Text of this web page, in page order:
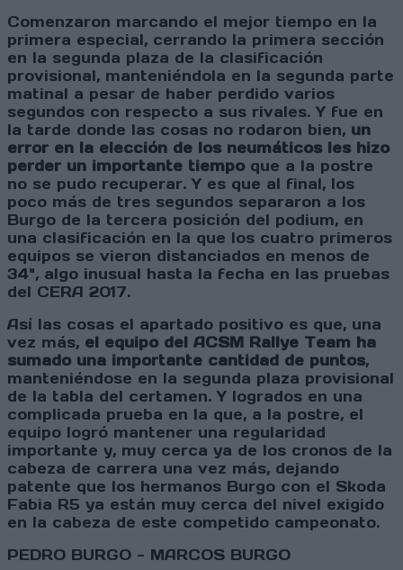
Comenzaron marcando el mejor tiempo en la
primera especial, cerrando la primera sección
en la segunda plaza de la clasificación
provisional, manteniéndola en la segunda parte
matinal a pesar de haber perdido varios
segundos con respecto a sus rivales. Y fue en
la tarde donde las cosas no rodaron bien, un
error en la elección de los neumáticos les hizo
perder un importante tiempo que a la postre
no se pudo recuperar. Y es que al final, los
poco más de tres segundos separaron a los
Burgo de la tercera posición del podium, en
una clasificación en la que los cuatro primeros
equipos se vieron distanciados en menos de
34", algo inusual hasta la fecha en las pruebas
del CERA 2017.
Así las cosas el apartado positivo es que, una
vez más, el equipo del ACSM Rallye Team ha
sumado una importante cantidad de puntos,
manteniéndose en la segunda plaza provisional
de la tabla del certamen. Y logrados en una
complicada prueba en la que, a la postre, el
equipo logró mantener una regularidad
importante y, muy cerca ya de los cronos de la
cabeza de carrera una vez más, dejando
patente que los hermanos Burgo con el Skoda
Fabia R5 ya están muy cerca del nivel exigido
en la cabeza de este competido campeonato.
PEDRO BURGO - MARCOS BURGO